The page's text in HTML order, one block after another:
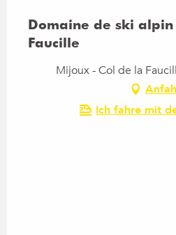
Domaine de ski
Faucille
Mijoux - Col de la
Ich fahre mit